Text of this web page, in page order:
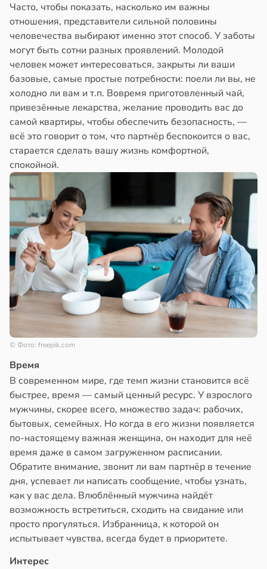
Часто, чтобы показать, насколько им важны
отношения, представители сильной половины
человечества выбирают именно этот способ. У заботы
могут быть сотни разных проявлений. Молодой
человек может интересоваться, закрыты ли ваши
базовые, самые простые потребности: поели ли вы, не
холодно ли вам и т.п. Вовремя приготовленный чай,
привезённые лекарства, желание проводить вас до
самой квартиры, чтобы обеспечить безопасность, —
всё это говорит о том, что партнёр беспокоится о вас,
старается сделать вашу жизнь комфортной,
спокойной.
© Фото: freepik.com
Время
В современном мире, где темп жизни становится всё
быстрее, время — самый ценный ресурс. У взрослого
мужчины, скорее всего, множество задач: рабочих,
бытовых, семейных. Но когда в его жизни появляется
по-настоящему важная женщина, он находит для неё
время даже в самом загруженном расписании.
Обратите внимание, звонит ли вам партнёр в течение
дня, успевает ли написать сообщение, чтобы узнать,
как у вас дела. Влюблённый мужчина найдёт
возможность встретиться, сходить на свидание или
просто прогуляться. Избранница, к которой он
испытывает чувства, всегда будет в приоритете.
Интерес